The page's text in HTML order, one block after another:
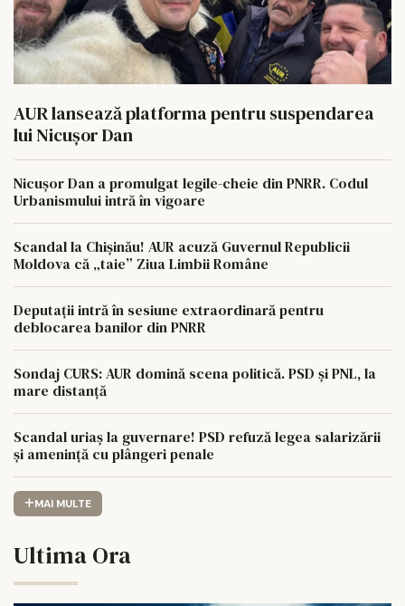
AUR lansează platforma pentru suspendarea
lui Nicușor Dan
Nicușor Dan a promulgat legile-cheie din PNRR. Codul
Urbanismului intră în vigoare
Scandal la Chișinău! AUR acuză Guvernul Republicii
Moldova că „taie” Ziua Limbii Române
Deputații intră în sesiune extraordinară pentru
deblocarea banilor din PNRR
Sondaj CURS: AUR domină scena politică. PSD și PNL, la
mare distanță
Scandal uriaș la guvernare! PSD refuză legea salarizării
și amenință cu plângeri penale
MAI MULTE
Ultima Ora